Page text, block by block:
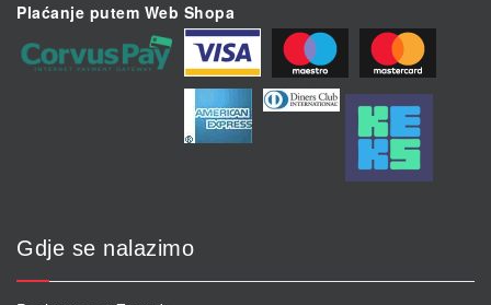
Plaćanje putem Web Shopa
Gdje se nalazimo